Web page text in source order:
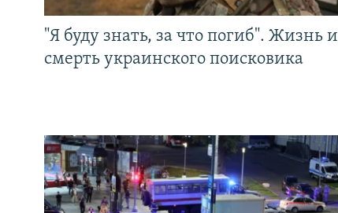
"Я буду знать, за что погиб". Жизнь и
смерть украинского поисковика